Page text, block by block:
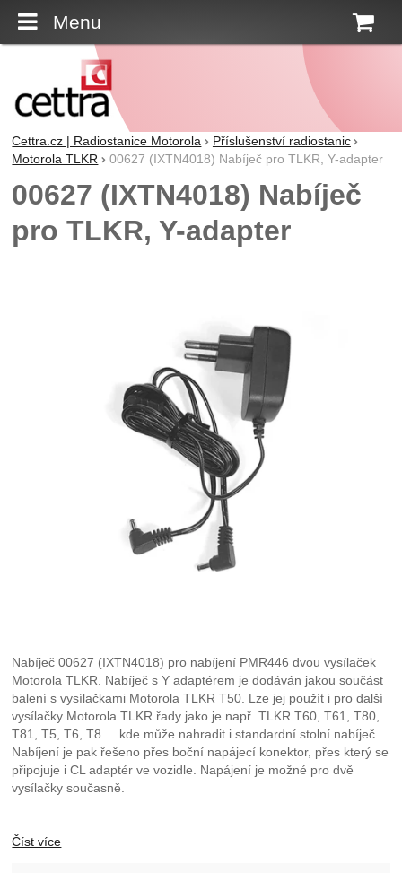
Menu
Cettra.cz | Radiostanice Motorola
Příslušenství radiostanic
Motorola TLKR
00627 (IXTN4018) Nabíječ pro TLKR, Y-adapter
00627 (IXTN4018) Nabíječ
pro TLKR, Y-adapter
Nabíječ 00627 (IXTN4018) pro nabíjení PMR446 dvou vysílaček
Motorola TLKR. Nabíječ s Y adaptérem je dodáván jakou součást
balení s vysílačkami Motorola TLKR T50. Lze jej použít i pro další
vysílačky Motorola TLKR řady jako je např. TLKR T60, T61, T80,
T81, T5, T6, T8 ... kde může nahradit i standardní stolní nabíječ.
Nabíjení je pak řešeno přes boční napájecí konektor, přes který se
připojuje i CL adaptér ve vozidle. Napájení je možné pro dvě
vysílačky současně.
Číst více